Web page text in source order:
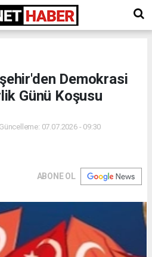
Demokrasi
Günü Koşusu
07.07.2026 - 09:30
ABONE OL